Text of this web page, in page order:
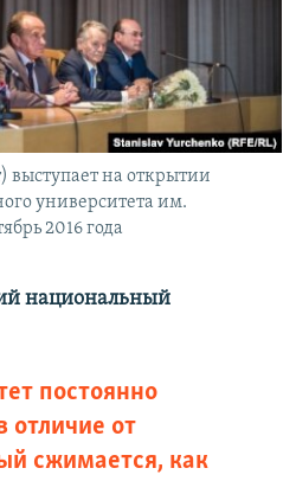
выступает на открытии
университета им.
2016 года
национальный
постоянно
от
сжимается, как